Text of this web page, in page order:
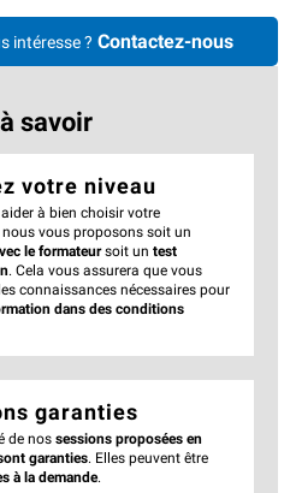
intéresse ? Contactez-nous
savoir
votre niveau
à bien choisir votre
vous proposons soit un
le formateursoit un test
. Cela vous assurera que vous
connaissances nécessaires pour
dans des conditions
garanties
de nos sessions proposées en
garanties. Elles peuvent être
à la demande.